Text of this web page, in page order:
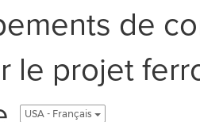
de
le projet
USA - Français